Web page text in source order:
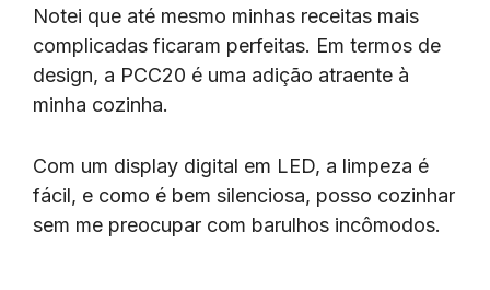
Notei que até mesmo minhas receitas mais
complicadas ficaram perfeitas. Em termos de
design, a PCC20 é uma adição atraente à
minha cozinha.
Com um display digital em LED, a limpeza é
fácil, e como é bem silenciosa, posso cozinhar
sem me preocupar com barulhos incômodos.